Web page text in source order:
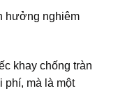
hưởng nghiêm
khay chống tràn
phí, mà là một